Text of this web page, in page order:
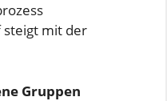
steigt mit der
Gruppen